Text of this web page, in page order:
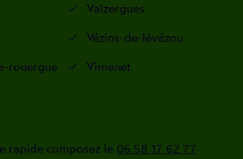
Valzergues
Vézins-de-lévézou
rouergue
Vimenet
rapide composez le 06 58 17 62 77